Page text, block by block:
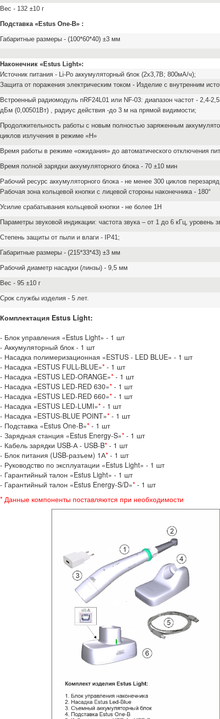
Вес - 132 ±10 г
Подставка «Estus One-B» :
Габаритные размеры - (100*60*40) ±3 мм
Наконечник «Estus Light»:
Источник питания - Li-Ро аккумуляторный блок (2х3,7В; 800мА/ч);
Защита от поражения электрическим током - Изделие с внутренним
Встроенный радиомодуль nRF24L01 или NF-03: диапазон частот - 2,4-
дБм (0,00501Вт) , радиус действия -до 3 м на прямой видимости;
Продолжительность работы с новым полностью заряженным
циклов излучения в режиме «Н»
Время работы в режиме «ожидания» до автоматического отключения
Время полной зарядки аккумуляторного блока - 70 ±10 мин
Рабочий ресурс аккумуляторного блока - не менее 300 циклов
Рабочая зона кольцевой кнопки с лицевой стороны наконечника - 180°
Усилие срабатывания кольцевой кнопки - не более 1Н
Параметры звуковой индикации: частота звука – от 1 до 6 кГц, уровень
Степень защиты от пыли и влаги - IP41;
Габаритные размеры - (215*33*43) ±3 мм
Рабочий диаметр насадки (линзы) - 9,5 мм
Вес - 95 ±10 г
Срок службы изделия - 5 лет.
Комплектация Estus Light:
- Блок управления «Estus Light» - 1 шт
- Аккумуляторный блок - 1 шт
- Насадка полимеризационная «ESTUS - LED BLUE» - 1 шт
- Насадка «ESTUS FULL-BLUE»* - 1 шт
- Насадка «ESTUS LED-ORANGE»* - 1 шт
- Насадка «ESTUS LED-RED 630»* - 1 шт
- Насадка «ESTUS LED-RED 660»* - 1 шт
- Насадка «ESTUS LED-LUMI»* - 1 шт
- Насадка «ESTUS-BLUE POINT»* - 1 шт
- Подставка «Estus One-B»* - 1 шт
- Зарядная станция «Estus Energy-S»* - 1 шт
- Кабель зарядки USB-А - USB-B* - 1 шт
- Блок питания (USB-разъем) 1А* - 1 шт
- Руководство по эксплуатации «Estus Light» - 1 шт
- Гарантийный талон «Estus Light» - 1 шт
- Гарантийный талон «Estus Energy-S/D»* - 1 шт
* Данные компоненты поставляются при необходимости